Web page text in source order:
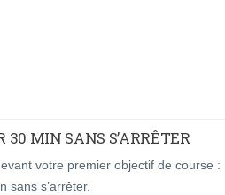
30 MIN SANS S’ARRÊTER
votre premier objectif de course :
sans s’arrêter.